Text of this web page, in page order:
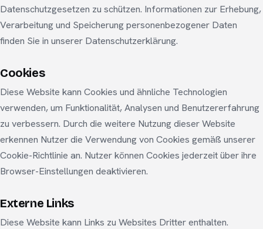
Datenschutzgesetzen zu schützen. Informationen zur Erhebung,
Verarbeitung und Speicherung personenbezogener Daten
finden Sie in unserer Datenschutzerklärung.
Cookies
Diese Website kann Cookies und ähnliche Technologien
verwenden, um Funktionalität, Analysen und Benutzererfahrung
zu verbessern. Durch die weitere Nutzung dieser Website
erkennen Nutzer die Verwendung von Cookies gemäß unserer
Cookie-Richtlinie an. Nutzer können Cookies jederzeit über ihre
Browser-Einstellungen deaktivieren.
Externe Links
Diese Website kann Links zu Websites Dritter enthalten.